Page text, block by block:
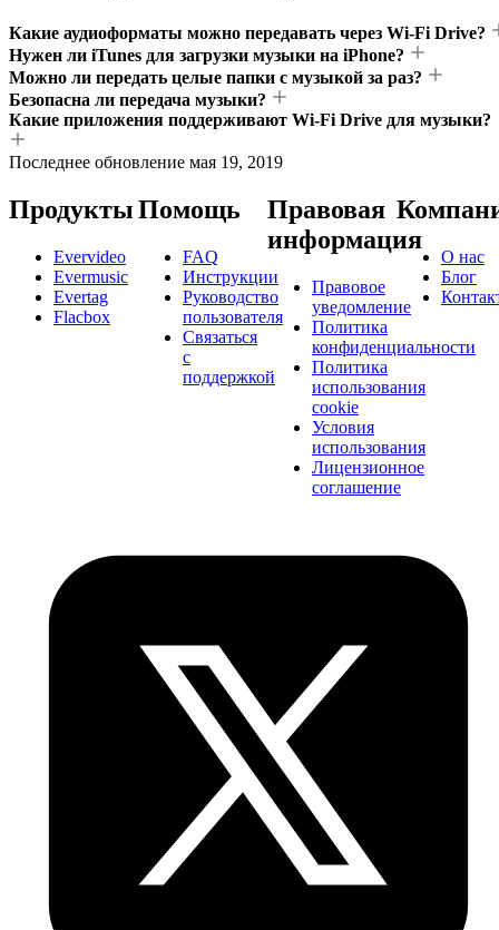
Какие аудиоформаты можно передавать через Wi-Fi Drive?
Нужен ли iTunes для загрузки музыки на iPhone?
Можно ли передать целые папки с музыкой за раз?
Безопасна ли передача музыки?
Какие приложения поддерживают Wi-Fi Drive для музыки?
Последнее обновление мая 19, 2019
Продукты
Evervideo
Evermusic
Evertag
Flacbox
Помощь
FAQ
Инструкции
Руководство
пользователя
Связаться
с
поддержкой
Правовая
информация
Правовое
уведомление
Политика
конфиденциальности
Политика
использования
cookie
Условия
использования
Лицензионное
соглашение
О нас
Блог